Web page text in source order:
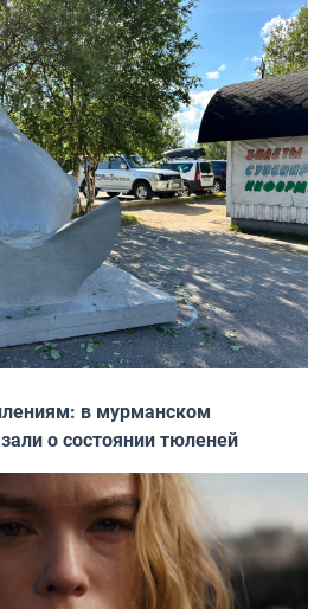
в мурманском
о состоянии тюленей